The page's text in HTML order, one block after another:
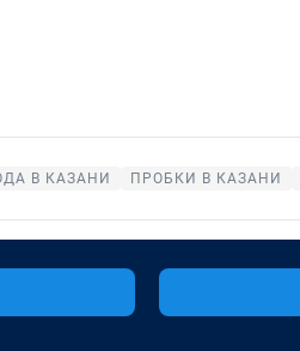
В КАЗАНИ ПРОБКИ В КАЗАНИ